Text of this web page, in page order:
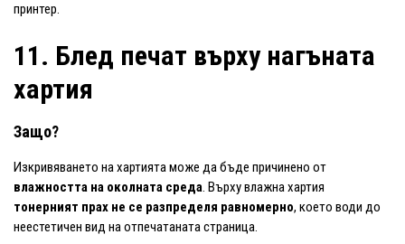
принтер.
11. Блед печат върху нагъната
хартия
Защо?
Изкривяването на хартията може да бъде причинено от
влажността на околната среда. Върху влажна хартия
тонерният прах не се разпределя равномерно, което води до
неестетичен вид на отпечатаната страница.